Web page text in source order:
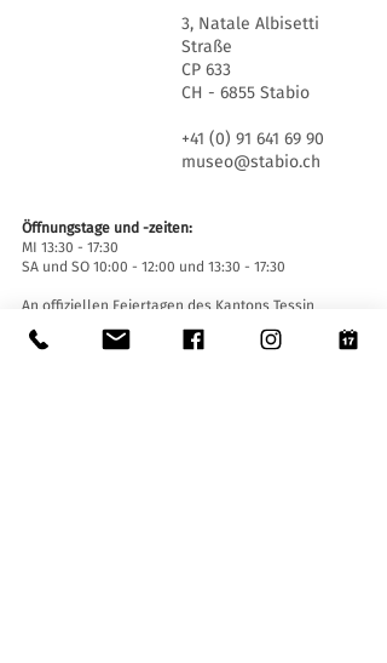
3, Natale Albisetti
Straße
CP 633
CH - 6855 Stabio
+41 (0) 91 641 69 90
museo@stabio.ch
Öffnungstage und -zeiten:
MI 13:30 - 17:30
SA und SO 10:00 - 12:00 und 13:30 - 17:30
An offiziellen Feiertagen des Kantons Tessin
geschlossen, wegen besonderer Veranstaltungen
geschlossen (hier klicken).